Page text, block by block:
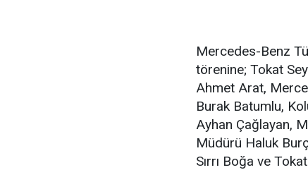
Mercedes-Benz
törenine; Tokat
Ahmet Arat,
Burak Batumlu,
Ayhan Çağlayan,
Müdürü Haluk
Sırrı Boğa ve